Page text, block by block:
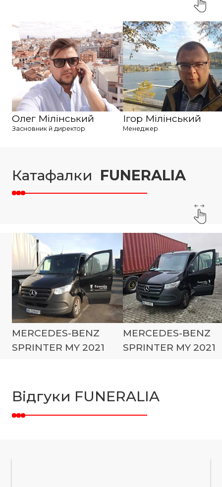
Олег Мілінський
Засновник й директор
Ігор Мілінський
Менеджер
Катафалки FUNERALIA
MERCEDES-BENZ
SPRINTER MY 2021
MERCEDES-BENZ
SPRINTER MY 2021
Відгуки FUNERALIA